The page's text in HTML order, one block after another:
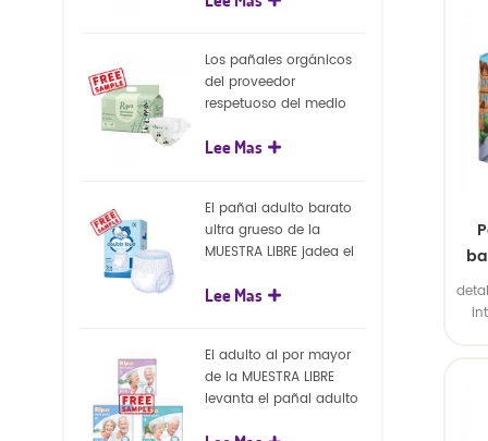
Los pañales orgánicos
del proveedor
respetuoso del medio
llegada venden al por
de la naturaleza
Lee Mas
El pañal adulto barato
ultra grueso de la
MUESTRA LIBRE jadea el
para el adulto
Lee Mas
El adulto al por mayor
de la MUESTRA LIBRE
levanta el pañal adulto